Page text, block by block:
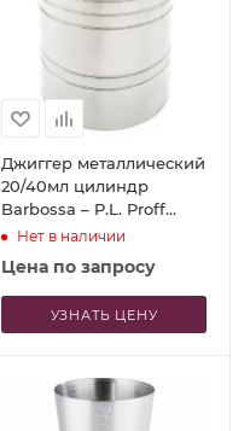
Джиггер металлический
20/40мл цилиндр
Barbossa – P.L. Proff
Cuisine
Нет в наличии
Цена по запросу
УЗНАТЬ ЦЕНУ